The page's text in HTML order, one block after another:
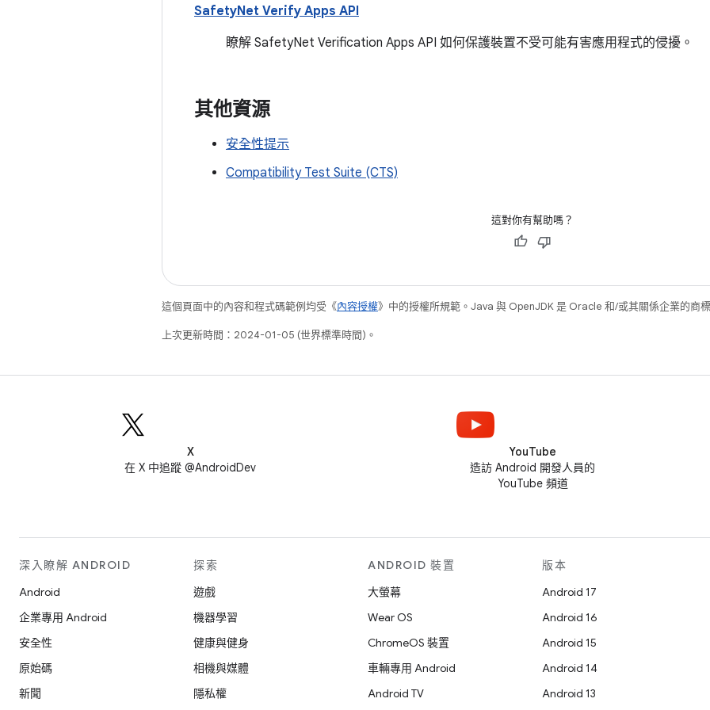
SafetyNet Verify Apps API
瞭解 SafetyNet Verification Apps API 如何保護裝置不受可能有害應用程式的侵擾。
其他資源
安全性提示
Compatibility Test Suite (CTS)
這對你有幫助嗎？
這個頁面中的內容和程式碼範例均受《內容授權》中的授權所規範。Java 與 OpenJDK 是 Oracle 和/或其關係企業的商
上次更新時間：2024-01-05 (世界標準時間)。
X
在 X 中追蹤 @AndroidDev
YouTube
造訪 Android 開發人員的
YouTube 頻道
深入瞭解 ANDROID
Android
企業專用 Android
安全性
原始碼
新聞
探索
遊戲
機器學習
健康與健身
相機與媒體
隱私權
ANDROID 裝置
大螢幕
Wear OS
ChromeOS 裝置
車輛專用 Android
Android TV
版本
Android 17
Android 16
Android 15
Android 14
Android 13